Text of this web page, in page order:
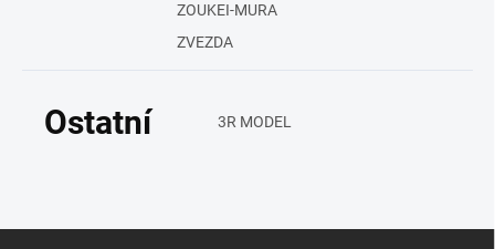
ZOUKEI-MURA
ZVEZDA
Ostatní 3R MODEL